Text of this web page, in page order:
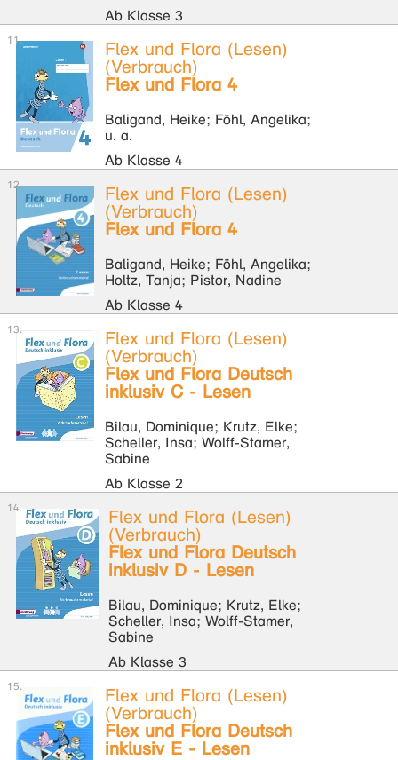
Ab Klasse 3
Flex und Flora (Lesen)
(Verbrauch)
Flex und Flora 4
Baligand, Heike; Föhl, Angelika;
u. a.
Ab Klasse 4
Flex und Flora (Lesen)
(Verbrauch)
Flex und Flora 4
Baligand, Heike; Föhl, Angelika;
Holtz, Tanja; Pistor, Nadine
Ab Klasse 4
Flex und Flora (Lesen)
(Verbrauch)
Flex und Flora Deutsch
inklusiv C - Lesen
Bilau, Dominique; Krutz, Elke;
Scheller, Insa; Wolff-Stamer,
Sabine
Ab Klasse 2
Flex und Flora (Lesen)
(Verbrauch)
Flex und Flora Deutsch
inklusiv D - Lesen
Bilau, Dominique; Krutz, Elke;
Scheller, Insa; Wolff-Stamer,
Sabine
Ab Klasse 3
Flex und Flora (Lesen)
(Verbrauch)
Flex und Flora Deutsch
inklusiv E - Lesen